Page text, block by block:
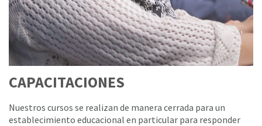
CAPACITACIONES
Nuestros cursos se realizan de manera cerrada para un
establecimiento educacional en particular para responder